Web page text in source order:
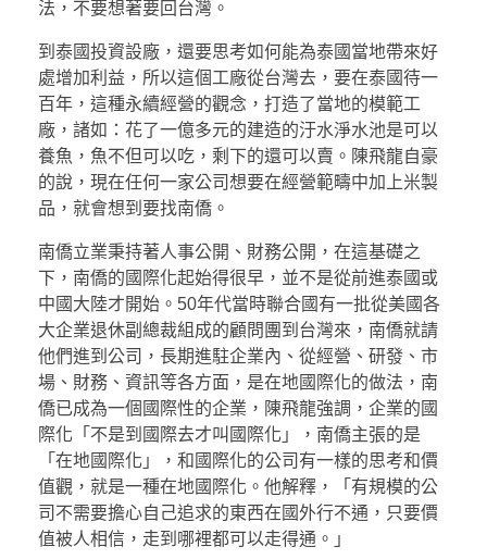
法，不要想著要回台灣。
到泰國投資設廠，還要思考如何能為泰國當地帶來好
處增加利益，所以這個工廠從台灣去，要在泰國待一
百年，這種永續經營的觀念，打造了當地的模範工
廠，諸如：花了一億多元的建造的汙水淨水池是可以
養魚，魚不但可以吃，剩下的還可以賣。陳飛龍自豪
的說，現在任何一家公司想要在經營範疇中加上米製
品，就會想到要找南僑。
南僑立業秉持著人事公開、財務公開，在這基礎之
下，南僑的國際化起始得很早，並不是從前進泰國或
中國大陸才開始。50年代當時聯合國有一批從美國各
大企業退休副總裁組成的顧問團到台灣來，南僑就請
他們進到公司，長期進駐企業內、從經營、研發、市
場、財務、資訊等各方面，是在地國際化的做法，南
僑已成為一個國際性的企業，陳飛龍強調，企業的國
際化「不是到國際去才叫國際化」，南僑主張的是
「在地國際化」，和國際化的公司有一樣的思考和價
值觀，就是一種在地國際化。他解釋，「有規模的公
司不需要擔心自己追求的東西在國外行不通，只要價
值被人相信，走到哪裡都可以走得通。」